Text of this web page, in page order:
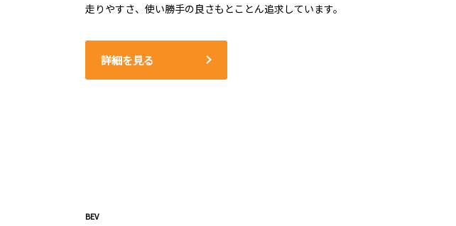
走りやすさ、使い勝手の良さもとことん追求しています。
詳細を見る
BEV